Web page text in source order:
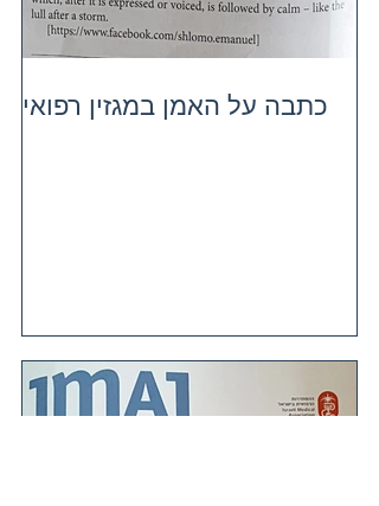
כתבה על האמן במגזין רפואי